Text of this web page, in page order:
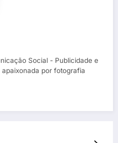
Social - Publicidade e
apaixonada por fotografia